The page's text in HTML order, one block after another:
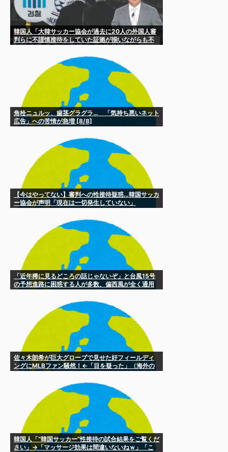
韓国人「大韓サッカー協会が過去に20人の外国人審
判らに不謹慎接待をしていた証拠が揃いながらも不
角栓ニュルッ、歯茎グラグラ… 「気持ち悪いネット
広告」への苦情が急増 [8/8]
【今はやってない】審判への性接待疑惑…韓国サッカ
ー協会が声明「現在は一切発生していない」
「近年稀に見るどころの話じゃないぞ」と台風15号
の予想進路に困惑する人が多数、偏西風が全く通用
佐々木朗希が巨大グローブで見せた好フィールディ
ングにMLBファン騒然！←「目を疑った」（海外の
韓国人「“韓国サッカー”性接待の試合結果をご覧くだ
さい」→「マッサージ効果は間違いないねｗ」「こ